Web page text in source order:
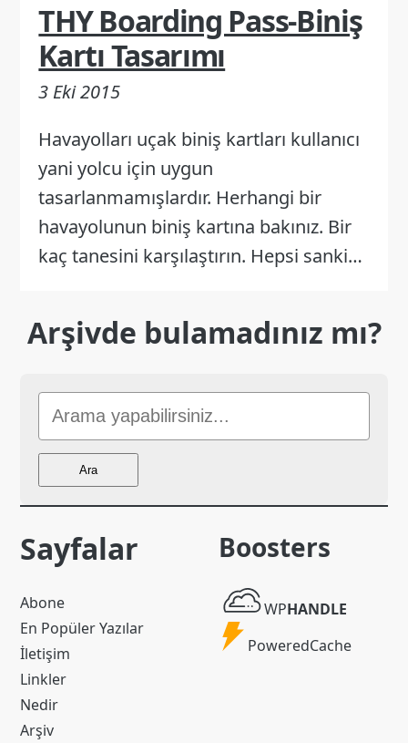
THY Boarding Pass-Biniş
Kartı Tasarımı
3 Eki 2015
Havayolları uçak biniş kartları kullanıcı
yani yolcu için uygun
tasarlanmamışlardır. Herhangi bir
havayolunun biniş kartına bakınız. Bir
kaç tanesini karşılaştırın. Hepsi sanki…
Arşivde bulamadınız mı?
Sitede
Ara
Ara
Sayfalar
Abone
En Popüler Yazılar
İletişim
Linkler
Nedir
Arşiv
Boosters
WP
Handle
WPHANDLE
Powered
PoweredCache